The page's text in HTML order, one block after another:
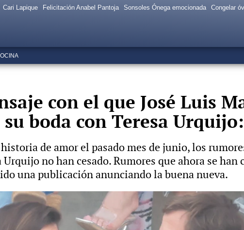
Cari Lapique Felicitación Anabel Pantoja Sonsoles Ónega emocionada Congelar
con el que José Luis
boda con Teresa
de amor el pasado mes de junio, los
no han cesado. Rumores que ahora se
una publicación anunciando la buena nueva.
demuestran así su gran complicidad: Las sonrisas que